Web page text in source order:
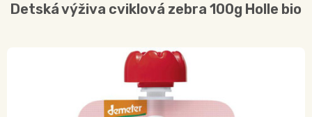
Detská výživa cviklová zebra 100g Holle bio